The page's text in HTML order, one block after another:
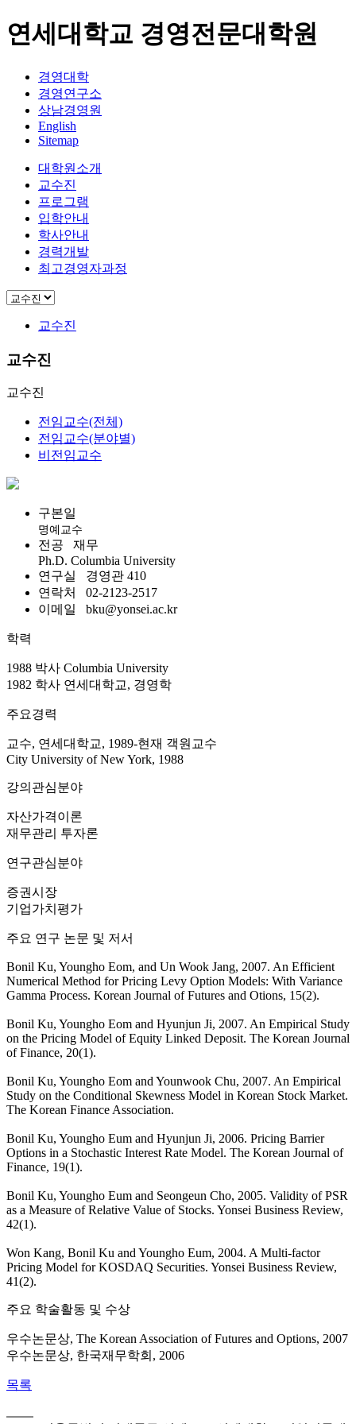
연세대학교 경영전문대학원
경영대학
경영연구소
상남경영원
English
Sitemap
대학원소개
교수진
프로그램
입학안내
학사안내
경력개발
최고경영자과정
교수진
교수진
교수진
전임교수(전체)
전임교수(분야별)
비전임교수
구본일
명예교수
전공 재무
Ph.D. Columbia University
연구실
경영관 410
연락처
02-2123-2517
이메일
bku@yonsei.ac.kr
학력
1988 박사 Columbia University
1982 학사 연세대학교, 경영학
주요경력
교수, 연세대학교, 1989-현재 객원교수
City University of New York, 1988
강의관심분야
자산가격이론
재무관리 투자론
연구관심분야
증권시장
기업가치평가
주요 연구 논문 및 저서
Bonil Ku, Youngho Eom, and Un Wook Jang, 2007. An Efficient
Numerical Method for Pricing Levy Option Models: With Variance
Gamma Process. Korean Journal of Futures and Otions, 15(2).
Bonil Ku, Youngho Eom and Hyunjun Ji, 2007. An Empirical Study
on the Pricing Model of Equity Linked Deposit. The Korean Journal
of Finance, 20(1).
Bonil Ku, Youngho Eom and Younwook Chu, 2007. An Empirical
Study on the Conditional Skewness Model in Korean Stock Market.
The Korean Finance Association.
Bonil Ku, Youngho Eum and Hyunjun Ji, 2006. Pricing Barrier
Options in a Stochastic Interest Rate Model. The Korean Journal of
Finance, 19(1).
Bonil Ku, Youngho Eum and Seongeun Cho, 2005. Validity of PSR
as a Measure of Relative Value of Stocks. Yonsei Business Review,
42(1).
Won Kang, Bonil Ku and Youngho Eum, 2004. A Multi-factor
Pricing Model for KOSDAQ Securities. Yonsei Business Review,
41(2).
주요 학술활동 및 수상
우수논문상, The Korean Association of Futures and Options, 2007
우수논문상, 한국재무학회, 2006
목록